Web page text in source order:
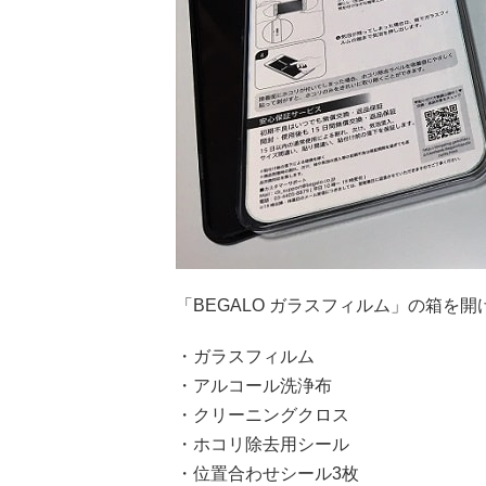
「BEGALO ガラスフィルム」の箱を開
・ガラスフィルム
・アルコール洗浄布
・クリーニングクロス
・ホコリ除去用シール
・位置合わせシール3枚